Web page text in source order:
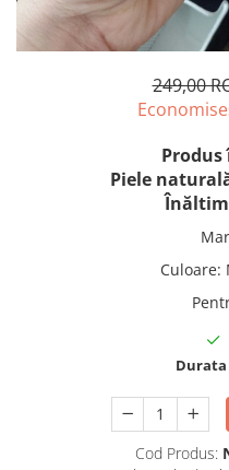
249,00
Piele
Culoare:
Cod Produs: